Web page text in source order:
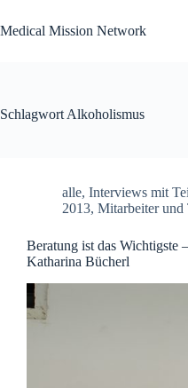
Inhalt
springen
Medical Mission Network
Schlagwort Alkoholismus
alle, Interviews mit
2013, Mitarbeiter und
Beratung ist das Wichtigste
Katharina Bücherl